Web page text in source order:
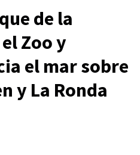
de la
Zoo y
el mar sobre
y La Ronda